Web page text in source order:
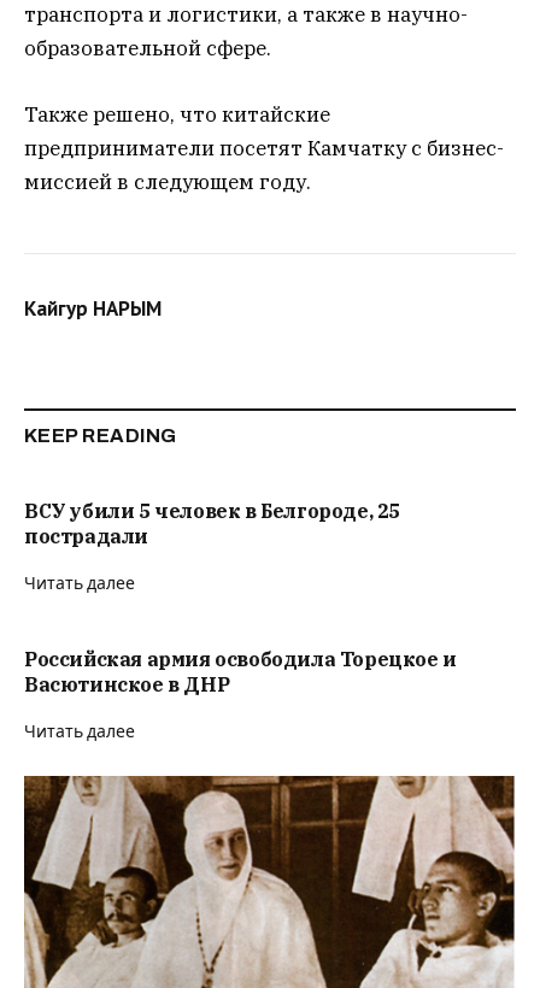
транспорта и логистики, а также в научно-
образовательной сфере.
Также решено, что китайские
предприниматели посетят Камчатку с бизнес-
миссией в следующем году.
Кайгур НАРЫМ
KEEP READING
ВСУ убили 5 человек в Белгороде, 25
пострадали
Читать далее
Российская армия освободила Торецкое и
Васютинское в ДНР
Читать далее